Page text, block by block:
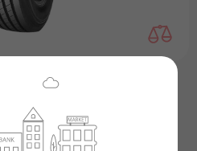
R22,5 20PR